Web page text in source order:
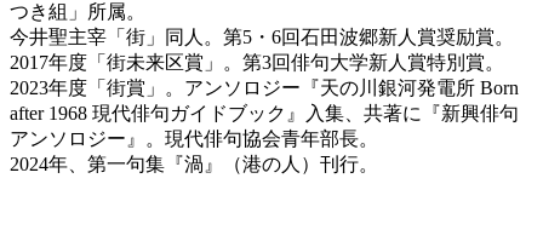
つき組」所属。
今井聖主宰「街」同人。第5・6回石田波郷新人賞奨励賞。
2017年度「街未来区賞」。第3回俳句大学新人賞特別賞。
2023年度「街賞」。アンソロジー『天の川銀河発電所 Born
after 1968 現代俳句ガイドブック』入集、共著に『新興俳句
アンソロジー』。現代俳句協会青年部長。
2024年、第一句集『渦』（港の人）刊行。